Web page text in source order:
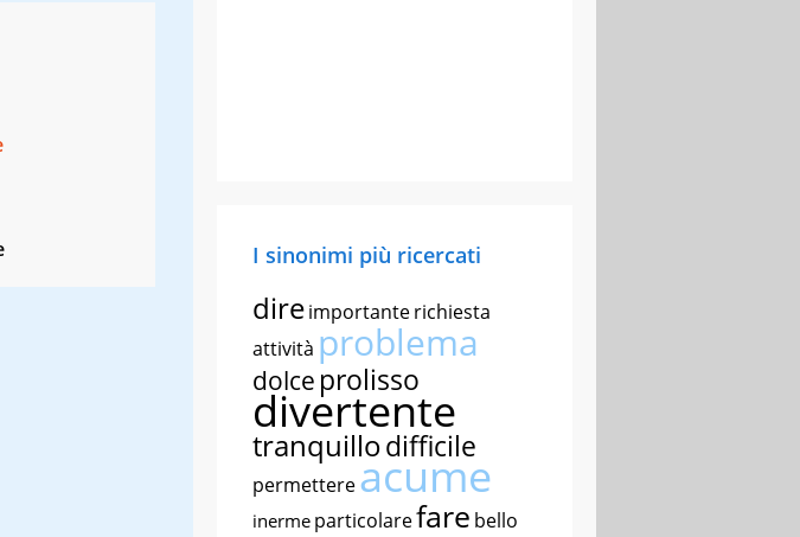
I sinonimi più ricercati
direimportanterichiesta
attività problema
dolce prolisso
divertente
tranquillodifficile
permettereacume
inerme particolarefare bello